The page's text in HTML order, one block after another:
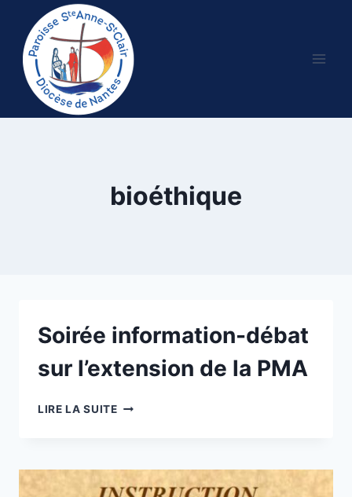
contenu
bioéthique
Soirée information-débat
sur l’extension de la PMA
LIRE LA SUITESOIRÉE
L’EXTENSION
DE